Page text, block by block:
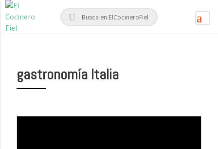
gastronomía Italia